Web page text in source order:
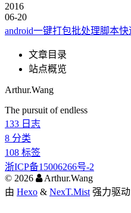
2016
06-20
android一键打包批处理脚本
文章目录
站点概览
Arthur.Wang
The pursuit of endless
133 日志
8 分类
108 标签
浙ICP备15006266号-2
© 2026
Arthur.Wang
由 Hexo & NexT.Mist 强力驱动